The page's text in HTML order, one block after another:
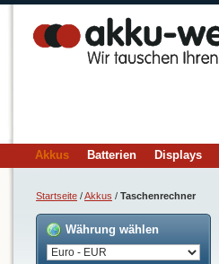
Akkus Batterien Displays
Startseite /Akkus / Taschenrechner
Währung wählen